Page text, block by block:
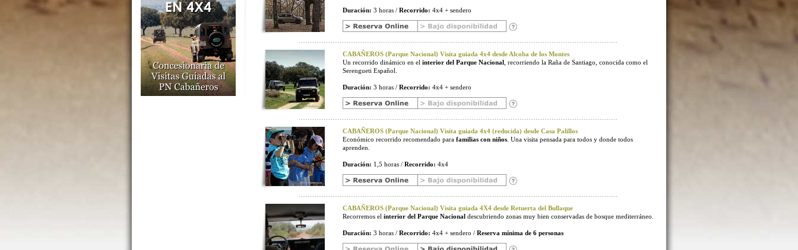
Duración: 3 horas / Recorrido: 4x4 + sendero
CABAÑEROS (Parque Nacional) Visita guiada 4x4 desde Alcoba de los Montes
Un recorrido dinámico en el interior del Parque Nacional , recorriendo la Raña de Santiago, conocida como el
Serengueti Español.
Duración: 3 horas / Recorrido: 4x4 + sendero
CABAÑEROS (Parque Nacional) Visita guiada 4x4 (reducida) desde Casa Palillos
Económico recorrido recomendado para familias con niños . Una visita pensada para todos y donde todos
aprenden.
Duración: 1,5 horas / Recorrido: 4x4
CABAÑEROS (Parque Nacional) Visita guiada 4X4 desde Retuerta del Bullaque
Recorremos el interior del Parque Nacional descubriendo zonas muy bien conservadas de bosque mediterráneo.
Duración: 3 horas / Recorrido: 4x4 + sendero / Reserva mínima de 6 personas